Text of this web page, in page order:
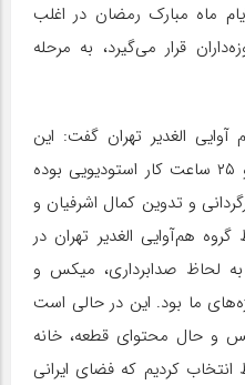
ماه مبارک رمضان در اغلب
قرار می‌گیرد، به مرحله
الغدیر تهران گفت: این
نماهنگ نتیجه ۱۰ جلسه تمرین و ۲۵ ساعت کار استودیویی بوده
و تدوین کمال اشرفیان و
هم‌آوایی الغدیر تهران در
لحاظ صدابرداری، میکس و
ما بود. این در حالی است
و حال محتوای قطعه، خانه
انتخاب کردیم که فضای ایرانی